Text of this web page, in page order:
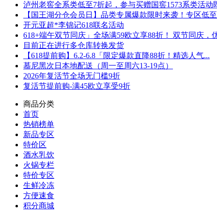
泸州老窖全系类低至7折起，参与买赠国窖1573系类活动
【国王湖分仓会员日】品类专属爆款限时来袭！专区低
开元亚超*李锦记618联名活动
618+端午双节同庆」全场满59欧立享88折！ 双节同庆，
目前正在进行多仓库转换发货
【618提前购】6.2-6.8「限定爆款直降88折！精选人气...
慕尼黑次日本地配送（周一至周六13-19点）
2026年复活节全场无门槛9折
复活节提前购-满45欧立享受9折
商品分类
首页
热销榜单
新品专区
特价区
酒水乳饮
火锅专栏
特价专区
生鲜冷冻
方便速食
积分商城